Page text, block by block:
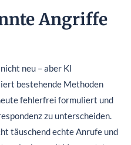
Angriffe
neu – aber KI
bestehende Methoden
fehlerfrei formuliert und
zu unterscheiden.
täuschend echte Anrufe und